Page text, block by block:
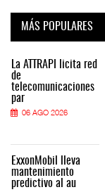
MÁS POPULARES
La ATTRAPI licita red
de
telecomunicaciones
par
06 AGO 2026
ExxonMobil lleva
mantenimiento
predictivo al au